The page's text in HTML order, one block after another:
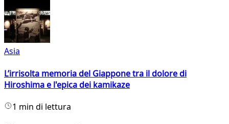
Asia
L’irrisolta memoria del Giappone tra il dolore di
Hiroshima e l'epica dei kamikaze
1 min di lettura